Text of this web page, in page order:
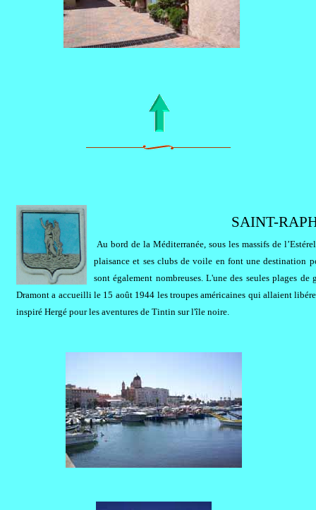
SAINT-
Au bord de la Méditerranée, sous les massifs de
plaisance et ses clubs de voile en font une destination
sont également nombreuses. L'une des seules plages
Dramont a accueilli le 15 août 1944 les troupes américaines qui allaient
inspiré Hergé pour les aventures de Tintin sur l'île noire.